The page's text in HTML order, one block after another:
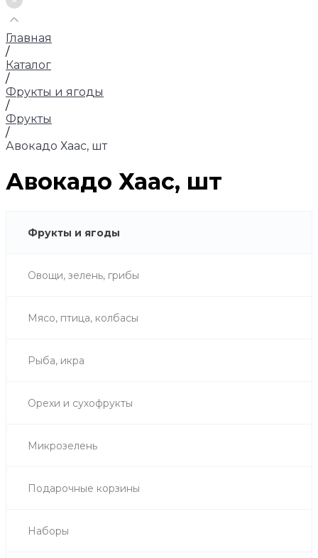
Главная
/
Каталог
/
Фрукты и ягоды
/
Фрукты
/
Авокадо Хаас, шт
Авокадо Хаас, шт
Фрукты и ягоды
Овощи, зелень, грибы
Мясо, птица, колбасы
Рыба, икра
Орехи и сухофрукты
Микрозелень
Подарочные корзины
Наборы